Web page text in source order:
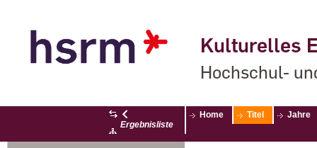
Kulturelles
Hochschul-
Ergebnisliste
Home Titel Jahre